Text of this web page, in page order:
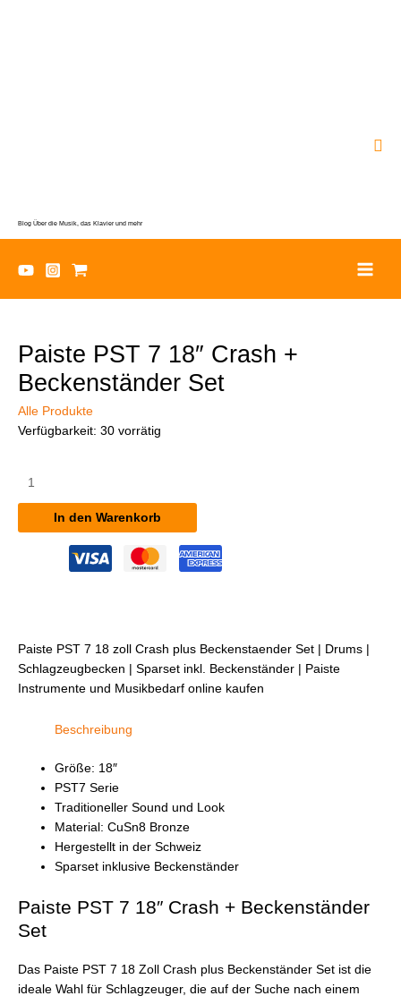
Blog Über die Musik, das Klavier und mehr
Paiste PST 7 18″ Crash +
Beckenständer Set
Alle Produkte
Verfügbarkeit: 30 vorrätig
PST
18"
In den Warenkorb
Paiste PST 7 18 zoll Crash plus Beckenstaender Set | Drums |
Schlagzeugbecken | Sparset inkl. Beckenständer | Paiste
Instrumente und Musikbedarf online kaufen
Beschreibung
Größe: 18″
PST7 Serie
Traditioneller Sound und Look
Material: CuSn8 Bronze
Hergestellt in der Schweiz
Sparset inklusive Beckenständer
Paiste PST 7 18″ Crash + Beckenständer
Set
Das Paiste PST 7 18 Zoll Crash plus Beckenständer Set ist die
ideale Wahl für Schlagzeuger, die auf der Suche nach einem